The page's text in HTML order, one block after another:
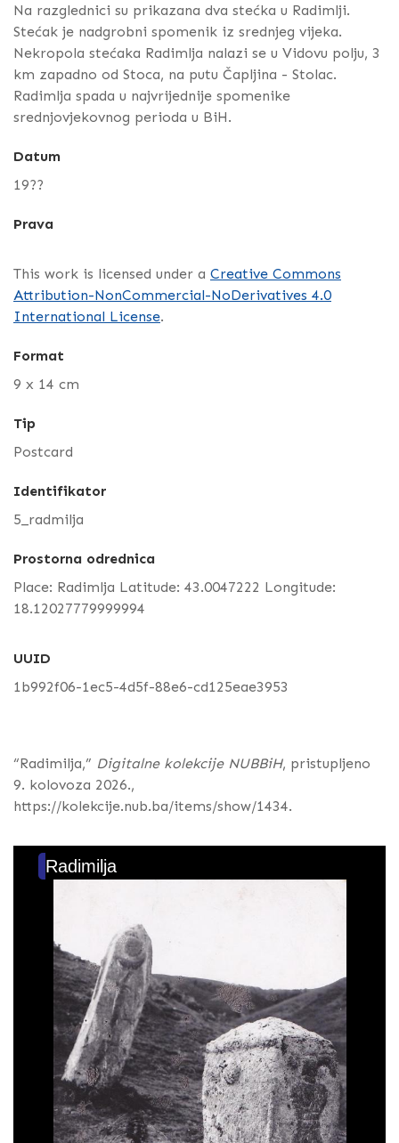
Na razglednici su prikazana dva stećka u Radimlji.
Stećak je nadgrobni spomenik iz srednjeg vijeka.
Nekropola stećaka Radimlja nalazi se u Vidovu polju, 3
km zapadno od Stoca, na putu Čapljina - Stolac.
Radimlja spada u najvrijednije spomenike
srednjovjekovnog perioda u BiH.
Datum
19??
Prava
This work is licensed under a Creative Commons
Attribution-NonCommercial-NoDerivatives 4.0
International License.
Format
9 x 14 cm
Tip
Postcard
Identifikator
5_radmilja
Prostorna odrednica
Place: Radimlja Latitude: 43.0047222 Longitude:
18.12027779999994
UUID
1b992f06-1ec5-4d5f-88e6-cd125eae3953
“Radimilja,” Digitalne kolekcije NUBBiH, pristupljeno
9. kolovoza 2026.,
https://kolekcije.nub.ba/items/show/1434.
Radimilja